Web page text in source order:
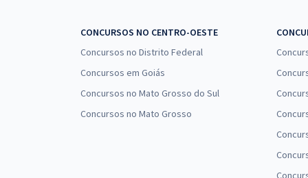
CONCURSOS NO CENTRO-OESTE
Concursos no Distrito Federal
Concursos em Goiás
Concursos no Mato Grosso do Sul
Concursos no Mato Grosso